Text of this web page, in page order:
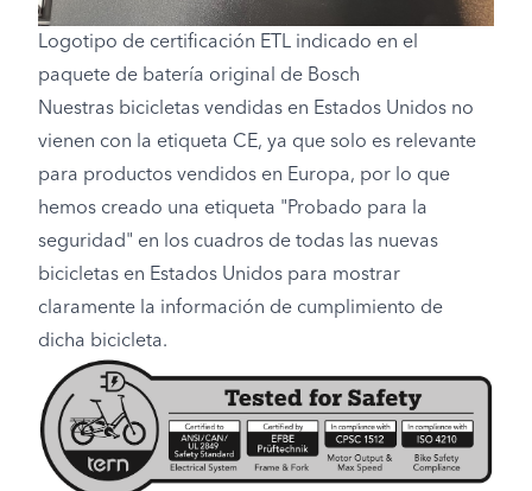
Logotipo de certificación ETL indicado en el
paquete de batería original de Bosch
Nuestras bicicletas vendidas en Estados Unidos no
vienen con la etiqueta CE, ya que solo es relevante
para productos vendidos en Europa, por lo que
hemos creado una etiqueta "Probado para la
seguridad" en los cuadros de todas las nuevas
bicicletas en Estados Unidos para mostrar
claramente la información de cumplimiento de
dicha bicicleta.